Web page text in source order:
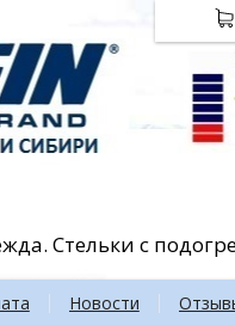
Стельки с
Новости